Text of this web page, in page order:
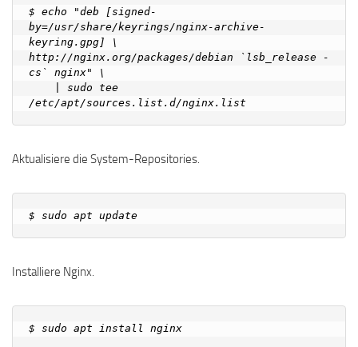
$ echo "deb [signed-
by=/usr/share/keyrings/nginx-archive-
keyring.gpg] \
http://nginx.org/packages/debian `lsb_release -
cs` nginx" \
Aktualisiere die System-Repositories.
Installiere Nginx.